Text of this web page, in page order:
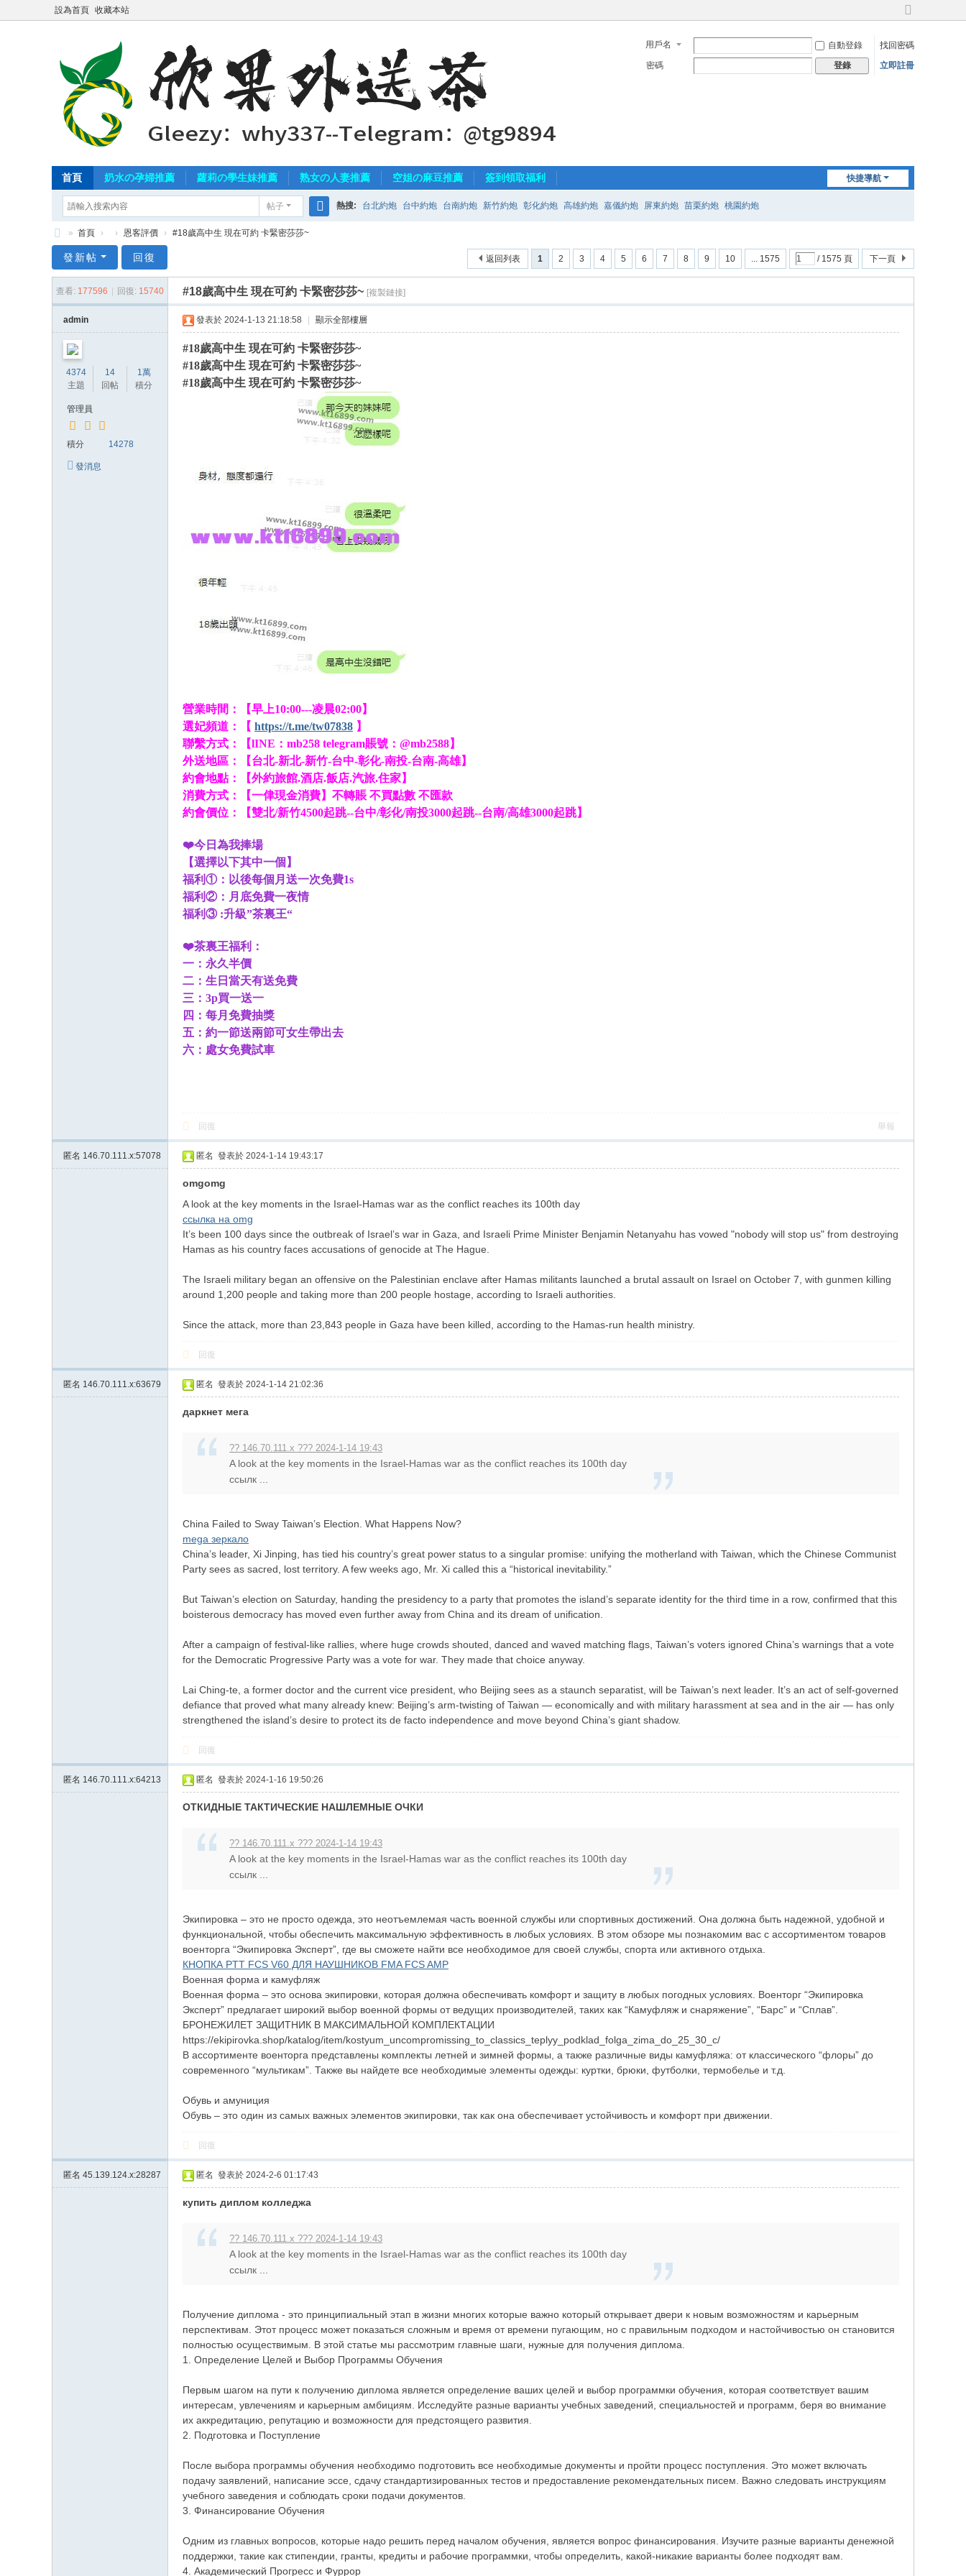
設為首頁 收藏本站
切
到
寬
用戶名 自動登錄
找回密碼
密碼
登錄 立即註冊
快捷導航
首頁 奶水の孕婦推薦 蘿莉の學生妹推薦 熟女の人妻推薦 空姐の麻豆推薦 簽到領取福利
帖子 熱搜: 台北約炮 台中約炮 台南約炮 新竹約炮 彰化約炮 高雄約炮 嘉儀約炮 屏東約炮 苗栗約炮 桃園約炮
中
南
» 首頁 › › 恩客評價 › #18歲高中生 現在可約 卡緊密莎莎~
1 2 3 4 5 6 7 8 9 10 ... 1575 / 1575 頁 下一頁
返回列表
發新帖 回復
查看: 177596 回復: 15740 #18歲高中生 現在可約 卡緊密莎莎~ [複製鏈接]
admin
4374
主題
14
回帖
1萬
積分
管理員
積分 14278
發消息
發表於 2024-1-13 21:18:58 顯示全部樓層
#18歲高中生 現在可約 卡緊密莎莎~
#18歲高中生 現在可約 卡緊密莎莎~
#18歲高中生 現在可約 卡緊密莎莎~
營業時間：【早上10:00---凌晨02:00】
選妃頻道：【 https://t.me/tw07838 】
聯繫方式：【lINE：mb258 telegram賬號：@mb2588】
外送地區：【台北-新北-新竹-台中-彰化-南投-台南-高雄】
約會地點：【外約旅館.酒店.飯店.汽旅.住家】
消費方式：【一侓現金消費】不轉賬 不買點數 不匯款
約會價位：【雙北/新竹4500起跳--台中/彰化/南投3000起跳--台南/高雄3000起跳】
❤️今日為我捧場
【選擇以下其中一個】
福利①：以後每個月送一次免費1s
福利②：月底免費一夜情
福利③ :升級”茶裏王“
❤️茶裏王福利：
一：永久半價
二：生日當天有送免費
三：3p買一送一
四：每月免費抽獎
五：約一節送兩節可女生帶出去
六：處女免費試車
回復 舉報
匿名 146.70.111.x:57078 匿名 發表於 2024-1-14 19:43:17
omgomg
A look at the key moments in the Israel-Hamas war as the conflict reaches its 100th day
ссылка на omg
It’s been 100 days since the outbreak of Israel’s war in Gaza, and Israeli Prime Minister Benjamin Netanyahu has vowed "nobody will stop us" from destroying
Hamas as his country faces accusations of genocide at The Hague.
The Israeli military began an offensive on the Palestinian enclave after Hamas militants launched a brutal assault on Israel on October 7, with gunmen killing
around 1,200 people and taking more than 200 people hostage, according to Israeli authorities.
Since the attack, more than 23,843 people in Gaza have been killed, according to the Hamas-run health ministry.
回復
匿名 146.70.111.x:63679 匿名 發表於 2024-1-14 21:02:36
даркнет мега
?? 146.70.111.x ??? 2024-1-14 19:43
A look at the key moments in the Israel-Hamas war as the conflict reaches its 100th day
ссылк ...
China Failed to Sway Taiwan’s Election. What Happens Now?
mega зеркало
China’s leader, Xi Jinping, has tied his country’s great power status to a singular promise: unifying the motherland with Taiwan, which the Chinese Communist
Party sees as sacred, lost territory. A few weeks ago, Mr. Xi called this a “historical inevitability.”
But Taiwan’s election on Saturday, handing the presidency to a party that promotes the island’s separate identity for the third time in a row, confirmed that this
boisterous democracy has moved even further away from China and its dream of unification.
After a campaign of festival-like rallies, where huge crowds shouted, danced and waved matching flags, Taiwan’s voters ignored China’s warnings that a vote
for the Democratic Progressive Party was a vote for war. They made that choice anyway.
Lai Ching-te, a former doctor and the current vice president, who Beijing sees as a staunch separatist, will be Taiwan’s next leader. It’s an act of self-governed
defiance that proved what many already knew: Beijing’s arm-twisting of Taiwan — economically and with military harassment at sea and in the air — has only
strengthened the island’s desire to protect its de facto independence and move beyond China’s giant shadow.
回復
匿名 146.70.111.x:64213 匿名 發表於 2024-1-16 19:50:26
ОТКИДНЫЕ ТАКТИЧЕСКИЕ НАШЛЕМНЫЕ ОЧКИ
?? 146.70.111.x ??? 2024-1-14 19:43
A look at the key moments in the Israel-Hamas war as the conflict reaches its 100th day
ссылк ...
Экипировка – это не просто одежда, это неотъемлемая часть военной службы или спортивных достижений. Она должна быть надежной, удобной и
функциональной, чтобы обеспечить максимальную эффективность в любых условиях. В этом обзоре мы познакомим вас с ассортиментом товаров
военторга “Экипировка Эксперт”, где вы сможете найти все необходимое для своей службы, спорта или активного отдыха.
КНОПКА PTT FCS V60 ДЛЯ НАУШНИКОВ FMA FCS AMP
Военная форма и камуфляж
Военная форма – это основа экипировки, которая должна обеспечивать комфорт и защиту в любых погодных условиях. Военторг “Экипировка
Эксперт” предлагает широкий выбор военной формы от ведущих производителей, таких как “Камуфляж и снаряжение”, “Барс” и “Сплав”.
БРОНЕЖИЛЕТ ЗАЩИТНИК В МАКСИМАЛЬНОЙ КОМПЛЕКТАЦИИ
https://ekipirovka.shop/katalog/item/kostyum_uncompromissing_to_classics_teplyy_podklad_folga_zima_do_25_30_c/
В ассортименте военторга представлены комплекты летней и зимней формы, а также различные виды камуфляжа: от классического “флоры” до
современного “мультикам”. Также вы найдете все необходимые элементы одежды: куртки, брюки, футболки, термобелье и т.д.
Обувь и амуниция
Обувь – это один из самых важных элементов экипировки, так как она обеспечивает устойчивость и комфорт при движении.
回復
匿名 45.139.124.x:28287 匿名 發表於 2024-2-6 01:17:43
купить диплом колледжа
?? 146.70.111.x ??? 2024-1-14 19:43
A look at the key moments in the Israel-Hamas war as the conflict reaches its 100th day
ссылк ...
Получение диплома - это принципиальный этап в жизни многих которые важно который открывает двери к новым возможностям и карьерным
перспективам. Этот процесс может показаться сложным и время от времени пугающим, но с правильным подходом и настойчивостью он становится
полностью осуществимым. В этой статье мы рассмотрим главные шаги, нужные для получения диплома.
1. Определение Целей и Выбор Программы Обучения
Первым шагом на пути к получению диплома является определение ваших целей и выбор программки обучения, которая соответствует вашим
интересам, увлечениям и карьерным амбициям. Исследуйте разные варианты учебных заведений, специальностей и программ, беря во внимание
их аккредитацию, репутацию и возможности для предстоящего развития.
2. Подготовка и Поступление
После выбора программы обучения необходимо подготовить все необходимые документы и пройти процесс поступления. Это может включать
подачу заявлений, написание эссе, сдачу стандартизированных тестов и предоставление рекомендательных писем. Важно следовать инструкциям
учебного заведения и соблюдать сроки подачи документов.
3. Финансирование Обучения
Одним из главных вопросов, которые надо решить перед началом обучения, является вопрос финансирования. Изучите разные варианты денежной
поддержки, такие как стипендии, гранты, кредиты и рабочие программки, чтобы определить, какой-никакие варианты более подходят вам.
4. Академический Прогресс и Фуррор